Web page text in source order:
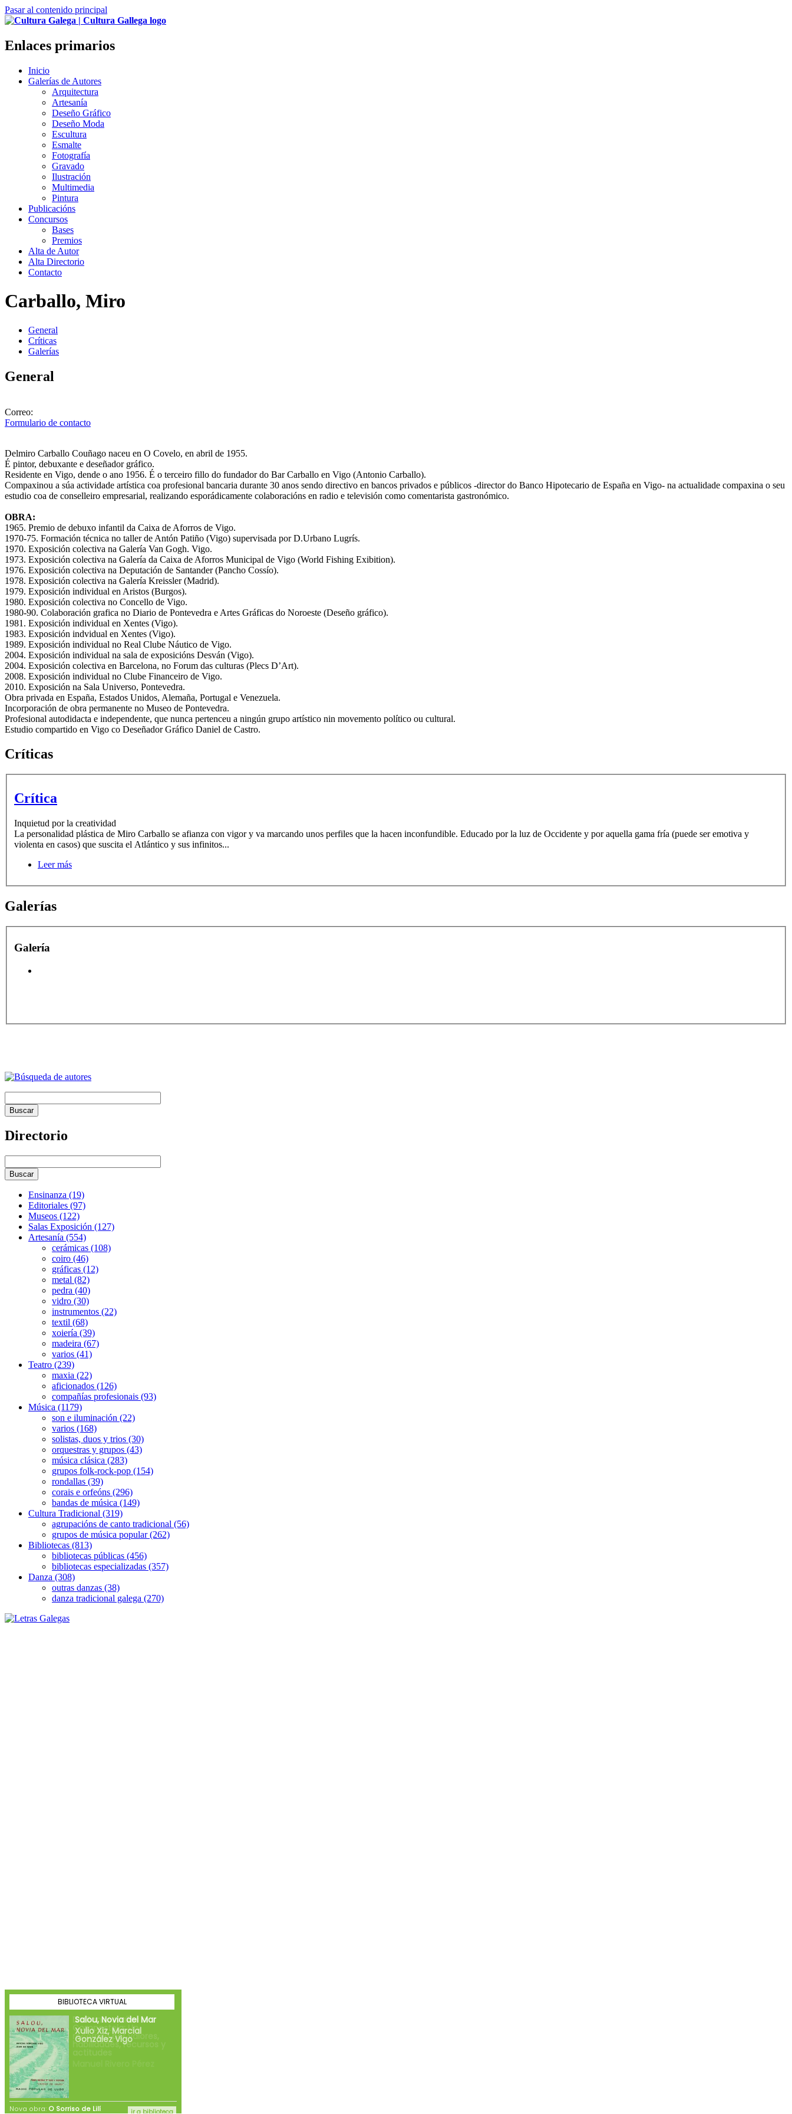
Pasar al contenido principal
Enlaces primarios
Inicio
Galerías de Autores
Arquitectura
Artesanía
Deseño Gráfico
Deseño Moda
Escultura
Esmalte
Fotografía
Gravado
Ilustración
Multimedia
Pintura
Publicacións
Concursos
Bases
Premios
Alta de Autor
Alta Directorio
Contacto
Carballo, Miro
General
Críticas
Galerías
General
Correo:
Formulario de contacto
Delmiro Carballo Couñago naceu en O Covelo, en abril de 1955.
É pintor, debuxante e deseñador gráfico.
Residente en Vigo, dende o ano 1956. É o terceiro fillo do fundador do Bar Carballo en Vigo (Antonio Carballo).
Compaxinou a súa actividade artística coa profesional bancaria durante 30 anos sendo directivo en bancos privados e públicos -director do Banco Hipotecario de España en Vigo- na actualidade compaxina o seu
estudio coa de conselleiro empresarial, realizando esporádicamente colaboracións en radio e televisión como comentarista gastronómico.
OBRA:
1965. Premio de debuxo infantil da Caixa de Aforros de Vigo.
1970-75. Formación técnica no taller de Antón Patiño (Vigo) supervisada por D.Urbano Lugrís.
1970. Exposición colectiva na Galería Van Gogh. Vigo.
1973. Exposición colectiva na Galería da Caixa de Aforros Municipal de Vigo (World Fishing Exibition).
1976. Exposición colectiva na Deputación de Santander (Pancho Cossío).
1978. Exposición colectiva na Galería Kreissler (Madrid).
1979. Exposición individual en Aristos (Burgos).
1980. Exposición colectiva no Concello de Vigo.
1980-90. Colaboración grafica no Diario de Pontevedra e Artes Gráficas do Noroeste (Deseño gráfico).
1981. Exposición individual en Xentes (Vigo).
1983. Exposición indvidual en Xentes (Vigo).
1989. Exposición individual no Real Clube Náutico de Vigo.
2004. Exposición individual na sala de exposicións Desván (Vigo).
2004. Exposición colectiva en Barcelona, no Forum das culturas (Plecs D’Art).
2008. Exposición individual no Clube Financeiro de Vigo.
2010. Exposición na Sala Universo, Pontevedra.
Obra privada en España, Estados Unidos, Alemaña, Portugal e Venezuela.
Incorporación de obra permanente no Museo de Pontevedra.
Profesional autodidacta e independente, que nunca pertenceu a ningún grupo artístico nin movemento político ou cultural.
Estudio compartido en Vigo co Deseñador Gráfico Daniel de Castro.
Críticas
Crítica
Inquietud por la creatividad
La personalidad plástica de Miro Carballo se afianza con vigor y va marcando unos perfiles que la hacen inconfundible. Educado por la luz de Occidente y por aquella gama fría (puede ser emotiva y
violenta en casos) que suscita el Atlántico y sus infinitos...
Leer más
Galerías
Galería
Directorio
Ensinanza (19)
Editoriales (97)
Museos (122)
Salas Exposición (127)
Artesanía (554)
cerámicas (108)
coiro (46)
gráficas (12)
metal (82)
pedra (40)
vidro (30)
instrumentos (22)
textil (68)
xoiería (39)
madeira (67)
varios (41)
Teatro (239)
maxia (22)
aficionados (126)
compañías profesionais (93)
Música (1179)
son e iluminación (22)
varios (168)
solistas, duos y trios (30)
orquestras y grupos (43)
música clásica (283)
grupos folk-rock-pop (154)
rondallas (39)
corais e orfeóns (296)
bandas de música (149)
Cultura Tradicional (319)
agrupacións de canto tradicional (56)
grupos de música popular (262)
Bibliotecas (813)
bibliotecas públicas (456)
bibliotecas especializadas (357)
Danza (308)
outras danzas (38)
danza tradicional galega (270)